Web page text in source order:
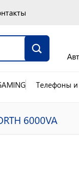
Телефоны
6000VA